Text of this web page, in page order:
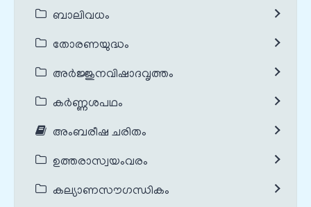
ബാലിവധം
തോരണയുദ്ധം
അർജ്ജുനവിഷാദവൃത്തം
കർണ്ണശപഥം
അംബരീഷ ചരിതം
ഉത്തരാസ്വയംവരം
കല്യാണസൗഗന്ധികം